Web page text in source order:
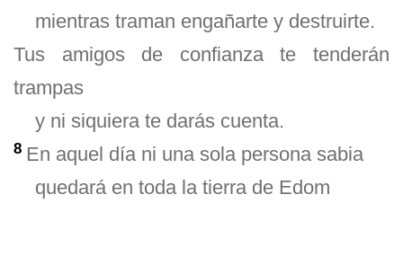
mientras traman engañarte y destruirte.
Tus amigos de confianza te tenderán
trampas
y ni siquiera te darás cuenta.
8 En aquel día ni una sola persona sabia
quedará en toda la tierra de Edom